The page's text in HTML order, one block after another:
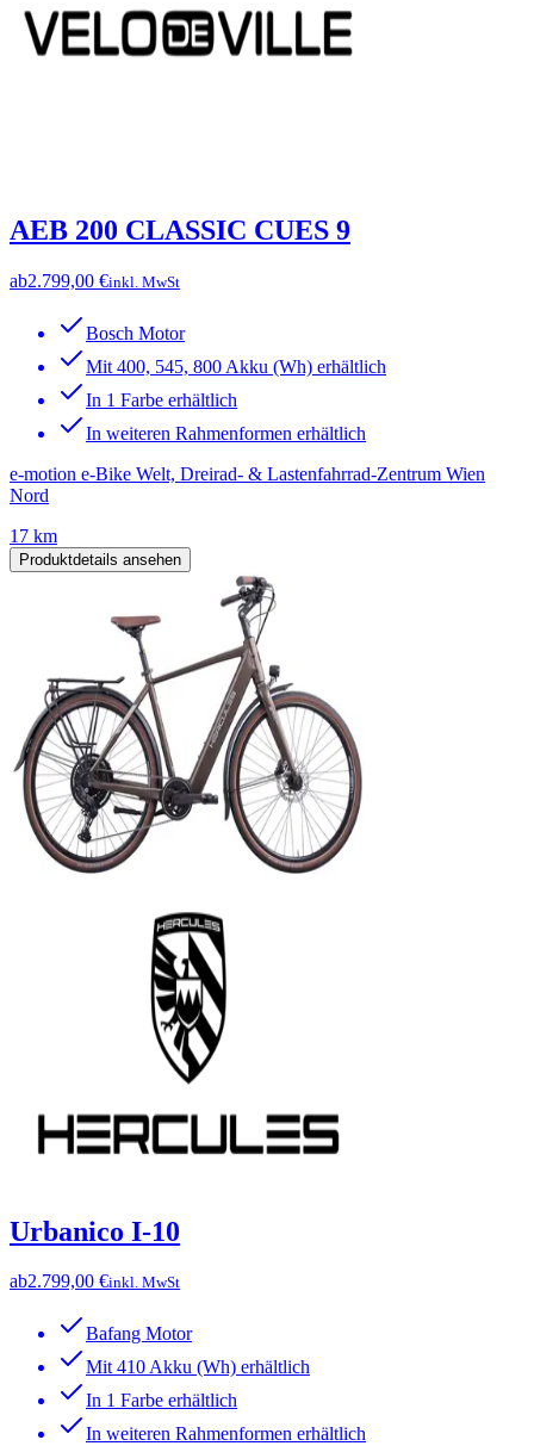
AEB 200 CLASSIC CUES 9
ab2.799,00 €inkl. MwSt
Bosch Motor
Mit 400, 545, 800 Akku (Wh) erhältlich
In 1 Farbe erhältlich
In weiteren Rahmenformen erhältlich
e-motion e-Bike Welt, Dreirad- & Lastenfahrrad-Zentrum Wien
Nord
17 km
Produktdetails ansehen
Urbanico I-10
ab2.799,00 €inkl. MwSt
Bafang Motor
Mit 410 Akku (Wh) erhältlich
In 1 Farbe erhältlich
In weiteren Rahmenformen erhältlich